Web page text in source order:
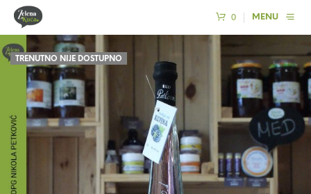
0 MENU
TRENUTNO NIJE DOSTUPNO